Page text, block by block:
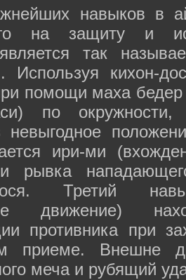
навыков в
на защиту и
так
. Используя кихон-
помощи маха
по
невыгодное
ири-ми
рывка
Третий
движение)
противника при
приеме. Внешне
меча и рубящий